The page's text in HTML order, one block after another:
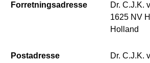
Forretningsadresse
Dr. C.J.K.
1625 NV
Holland
Postadresse
Dr. C.J.K.